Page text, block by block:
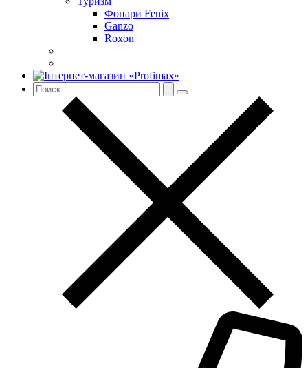
Фонари Fenix
Ganzo
Roxon